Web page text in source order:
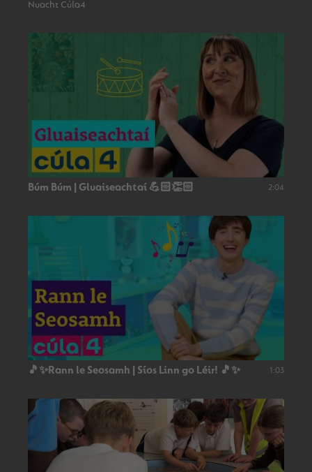
Nuacht Cúla4
Búm Búm | Gluaiseachtaí 💪🏻👏🏻 2:04
🎵✨Rann le Seosamh | Síos Linn go Léir! 🎵✨ 1:03